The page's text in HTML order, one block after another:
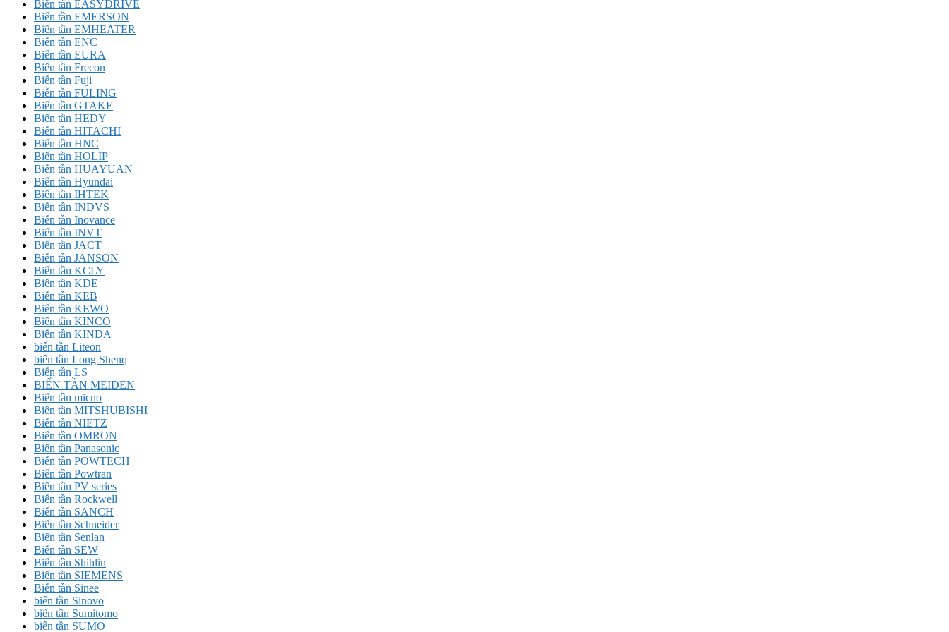
Biến tần EASYDRIVE
Biến tần EMERSON
Biến tần EMHEATER
Biến tần ENC
Biến tần EURA
Biến tần Frecon
Biến tần Fuji
Biến tần FULING
Biến tần GTAKE
Biến tần HEDY
Biến tần HITACHI
Biến tần HNC
Biến tần HOLIP
Biến tần HUAYUAN
Biến tần Hyundai
Biến tần IHTEK
Biến tần INDVS
Biến tần Inovance
Biến tần INVT
Biến tần JACT
Biến tần JANSON
Biến tần KCLY
Biến tần KDE
Biến tần KEB
Biến tần KEWO
Biến tần KINCO
Biến tần KINDA
biến tần Liteon
biến tần Long Shenq
Biến tần LS
BIẾN TẦN MEIDEN
Biến tần micno
Biến tần MITSHUBISHI
Biến tần NIETZ
Biến tần OMRON
Biến tần Panasonic
Biến tần POWTECH
Biến tần Powtran
Biến tần PV series
Biến tần Rockwell
Biến tần SANCH
Biến tần Schneider
Biến tần Senlan
Biến tần SEW
Biến tần Shihlin
Biến tần SIEMENS
Biến tần Sinee
biến tần Sinovo
biến tần Sumitomo
biến tần SUMO